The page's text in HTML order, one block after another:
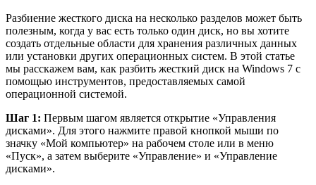
Разбиение жесткого диска на несколько разделов может быть
полезным, когда у вас есть только один диск, но вы хотите
создать отдельные области для хранения различных данных
или установки других операционных систем. В этой статье
мы расскажем вам, как разбить жесткий диск на Windows 7 с
помощью инструментов, предоставляемых самой
операционной системой.
Шаг 1: Первым шагом является открытие «Управления
дисками». Для этого нажмите правой кнопкой мыши по
значку «Мой компьютер» на рабочем столе или в меню
«Пуск», а затем выберите «Управление» и «Управление
дисками».